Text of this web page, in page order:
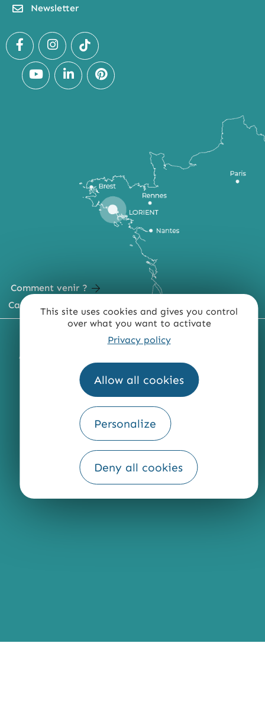
This site uses cookies and gives you control
over what you want to activate
Privacy policy
Allow all cookies
Personalize
Deny all cookies
Newsletter
Comment venir ?
Carte du territoire
MENTIONS LÉGALES PLAN DU SITE
ACCESSIBILITÉ : NON CONFORME
QUI SOMMES-NOUS ?
Fourni par
Traduction